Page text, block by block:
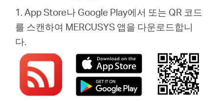
1. App Store나 Google Play에서 또는 QR 코드
를 스캔하여 MERCUSYS 앱을 다운로드합니
다.